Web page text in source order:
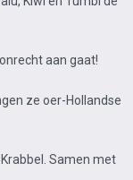
aan gaat!
ze oer-Hollandse
Samen met